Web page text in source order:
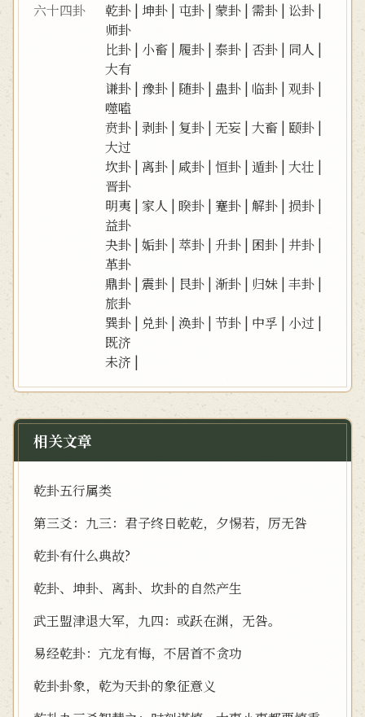
六十四卦
乾卦 | 坤卦 | 屯卦 |蒙卦 |需卦 | 讼卦 |
师卦
比卦 | 小畜 | 履卦 |泰卦 | 否卦 | 同人 |
大有
谦卦 |豫卦 | 随卦 | 蛊卦 | 临卦 |观卦 |
噬嗑
贲卦 | 剥卦 | 复卦 | 无妄 |大畜 | 颐卦 |
大过
坎卦 |离卦 | 咸卦 |恒卦 |遁卦 |大壮 |
晋卦
明夷 |家人 |睽卦 | 蹇卦 |解卦 |损卦 |
益卦
夬卦 |姤卦 | 萃卦 |升卦 | 困卦 |井卦 |
革卦
鼎卦 |震卦 | 艮卦 |渐卦 | 归妹 |丰卦 |
旅卦
巽卦 | 兑卦 |涣卦 |节卦 | 中孚 | 小过 |
既济
未济 |
相关文章
乾卦五行属类
第三爻：九三：君子终日乾乾，夕惕若，厉无咎
乾卦有什么典故?
乾卦、坤卦、离卦、坎卦的自然产生
武王盟津退大军，九四：或跃在渊，无咎。
易经乾卦：亢龙有悔，不居首不贪功
乾卦卦象，乾为天卦的象征意义